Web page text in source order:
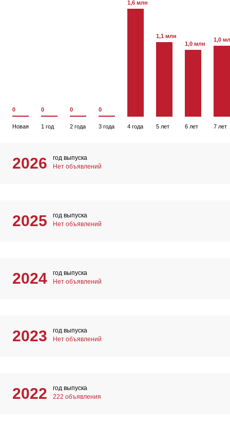
0
Новая
0
1 год
0
2 года
0
3 года
1,6 млн
4 года
1,1 млн
5 лет
1,0 млн
6 лет
1,0
7 лет
2026
год выпуска
Нет объявлений
2025
год выпуска
Нет объявлений
2024
год выпуска
Нет объявлений
2023
год выпуска
Нет объявлений
2022
год выпуска
222 объявления